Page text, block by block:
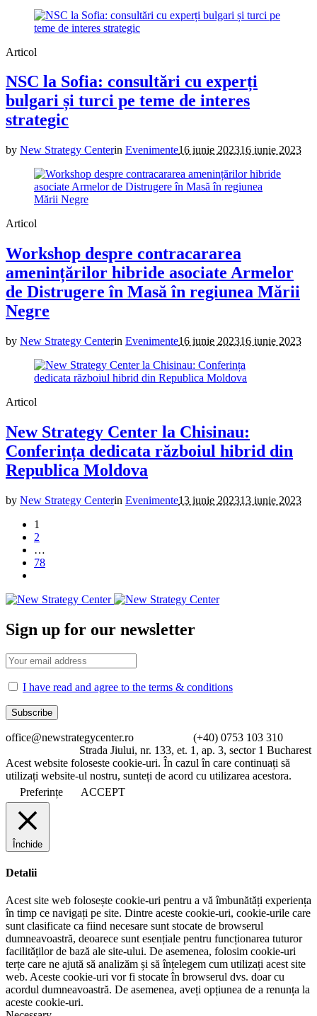
Articol
NSC la Sofia: consultări cu experți
bulgari și turci pe teme de interes
strategic
by New Strategy Centerin Evenimente16 iunie 202316 iunie 2023
Articol
Workshop despre contracararea
amenințărilor hibride asociate Armelor
de Distrugere în Masă în regiunea Mării
Negre
by New Strategy Centerin Evenimente16 iunie 202316 iunie 2023
Articol
New Strategy Center la Chisinau:
Conferința dedicata războiul hibrid din
Republica Moldova
by New Strategy Centerin Evenimente13 iunie 202313 iunie 2023
1
2
…
78
Sign up for our newsletter
I have read and agree to the terms & conditions
office@newstrategycenter.ro (+40) 0753 103 310
Strada Jiului, nr. 133, et. 1, ap. 3, sector 1 Bucharest
Acest website foloseste cookie-uri. În cazul în care continuați să
utilizați website-ul nostru, sunteți de acord cu utilizarea acestora.
Preferințe
ACCEPT
Închide
Detalii
Acest site web folosește cookie-uri pentru a vă îmbunătăți experiența
în timp ce navigați pe site. Dintre aceste cookie-uri, cookie-urile care
sunt clasificate ca fiind necesare sunt stocate de browserul
dumneavoastră, deoarece sunt esențiale pentru funcționarea tuturor
facilităților de bază ale site-ului. De asemenea, folosim cookie-uri
terțe care ne ajută să analizăm și să înțelegem cum utilizați acest site
web. Aceste cookie-uri vor fi stocate în browserul dvs. doar cu
acordul dumneavoastră. De asemenea, aveți opțiunea de a renunța la
aceste cookie-uri.